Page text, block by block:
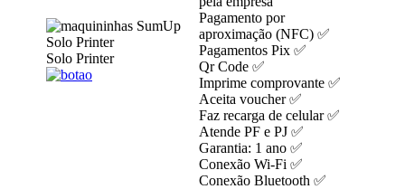
Solo Printer
Pagamento por
aproximação (NFC) ✅
Pagamentos Pix ✅
Qr Code ✅
Imprime comprovante ✅
Aceita voucher ✅
Faz recarga de celular ✅
Atende PF e PJ ✅
Garantia: 1 ano ✅
Conexão Wi-Fi ✅
Conexão Bluetooth ✅